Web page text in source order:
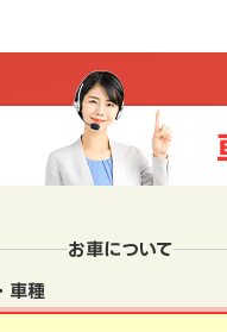
お車について
車種